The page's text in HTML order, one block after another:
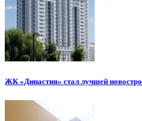
ЖК «Династия» стал лучшей